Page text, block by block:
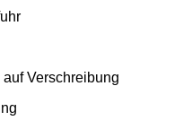
Verschreibung